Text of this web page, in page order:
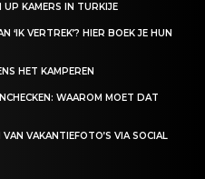
KAMERS IN TURKIJE
‘IK VERTREK’? HIER BOEK JE HUN
HET KAMPEREN
WAAROM MOET DAT
VAKANTIEFOTO’S VIA SOCIAL